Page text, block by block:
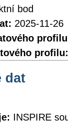
bod
2025-11-26
profilu:
dat
INSPIRE